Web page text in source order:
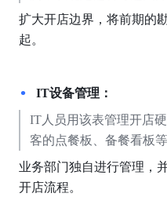
扩大开店边界，将前期的
起。
IT设备管理：
IT人员用该表管理开店
客的点餐板、备餐看板等
业务部门独自进行管理，
开店流程。